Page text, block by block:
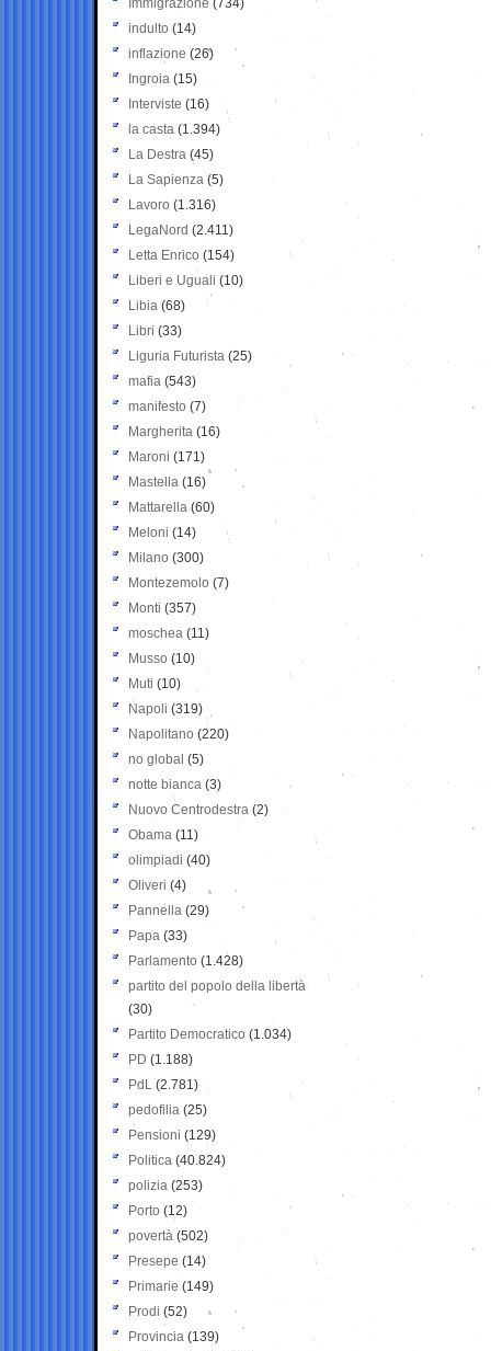
Immigrazione (734)
indulto (14)
inflazione (26)
Ingroia (15)
Interviste (16)
la casta (1.394)
La Destra (45)
La Sapienza (5)
Lavoro (1.316)
LegaNord (2.411)
Letta Enrico (154)
Liberi e Uguali (10)
Libia (68)
Libri (33)
Liguria Futurista (25)
mafia (543)
manifesto (7)
Margherita (16)
Maroni (171)
Mastella (16)
Mattarella (60)
Meloni (14)
Milano (300)
Montezemolo (7)
Monti (357)
moschea (11)
Musso (10)
Muti (10)
Napoli (319)
Napolitano (220)
no global (5)
notte bianca (3)
Nuovo Centrodestra (2)
Obama (11)
olimpiadi (40)
Oliveri (4)
Pannella (29)
Papa (33)
Parlamento (1.428)
partito del popolo della libertà
(30)
Partito Democratico (1.034)
PD (1.188)
PdL (2.781)
pedofilia (25)
Pensioni (129)
Politica (40.824)
polizia (253)
Porto (12)
povertà (502)
Presepe (14)
Primarie (149)
Prodi (52)
Provincia (139)